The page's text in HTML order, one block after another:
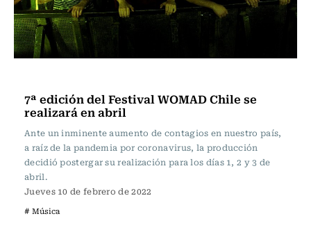
7ª edición del Festival WOMAD Chile se
realizará en abril
Ante un inminente aumento de contagios en nuestro país,
a raíz de la pandemia por coronavirus, la producción
decidió postergar su realización para los días 1, 2 y 3 de
abril.
Jueves 10 de febrero de 2022
# Música